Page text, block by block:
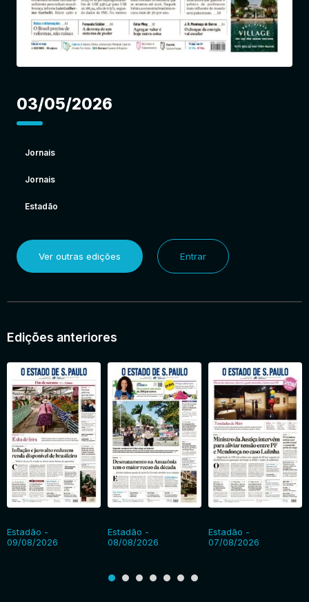
03/05/2026
Jornais
Jornais
Estadão
Ver outras edições Entrar
Edições anteriores
Estadão -
09/08/2026
Estadão -
08/08/2026
Estadão -
07/08/2026